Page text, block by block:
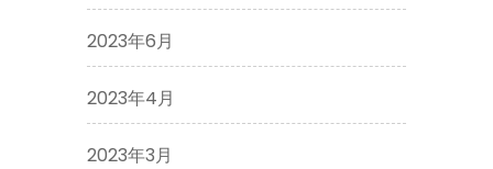
2023年6月
2023年4月
2023年3月